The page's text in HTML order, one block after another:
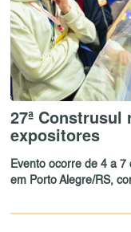
27ª Construsul
expositores
Evento ocorre de 4 a
em Porto Alegre/RS,